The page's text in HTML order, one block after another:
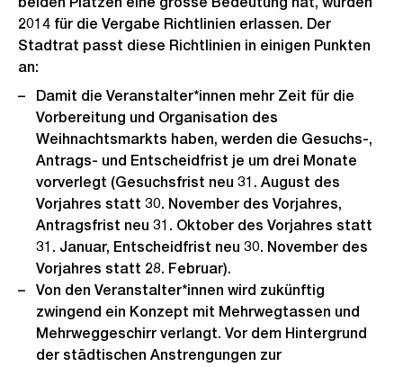
2014 für die Vergabe Richtlinien erlassen. Der
Stadtrat passt diese Richtlinien in einigen Punkten
an:
Damit die Veranstalter*innen mehr Zeit für die
Vorbereitung und Organisation des
Weihnachtsmarkts haben, werden die Gesuchs-,
Antrags- und Entscheidfrist je um drei Monate
vorverlegt (Gesuchsfrist neu 31. August des
Vorjahres statt 30. November des Vorjahres,
Antragsfrist neu 31. Oktober des Vorjahres statt
31. Januar, Entscheidfrist neu 30. November des
Vorjahres statt 28. Februar).
Von den Veranstalter*innen wird zukünftig
zwingend ein Konzept mit Mehrwegtassen und
Mehrweggeschirr verlangt. Vor dem Hintergrund
der städtischen Anstrengungen zur